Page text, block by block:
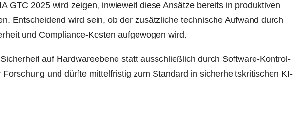
GTC 2025 wird zei­gen, inwie­weit die­se Ansät­ze bereits in pro­duk­ti­ven
Ent­schei­dend wird sein, ob der zusätz­li­che tech­ni­sche Auf­wand durch
und Com­pli­ance-Kos­ten auf­ge­wo­gen wird.
auf Hard­ware­ebe­ne statt aus­schließ­lich durch Soft­ware-Kon­trol­
For­schung und dürf­te mit­tel­fris­tig zum Stan­dard in sicher­heits­kri­ti­schen KI-